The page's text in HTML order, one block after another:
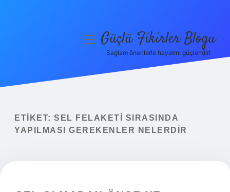
Yasal Uyarı
menüyüGüçlü Fikirler Blogu
Sağlam önerilerle hayatını güçlendir!
ETIKET: SEL FELAKETI SIRASINDA
YAPILMASI GEREKENLER NELERDIR